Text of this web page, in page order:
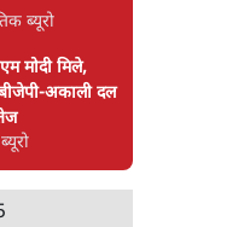
ब्यूरो
मोदी मिले,
अकाली दल